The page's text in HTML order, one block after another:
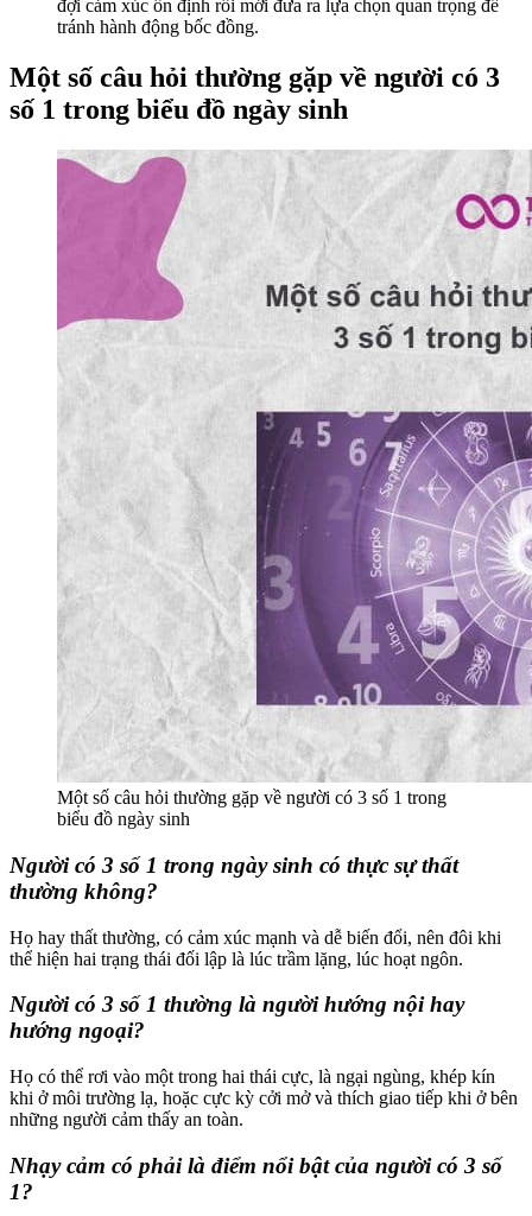
đợi cảm xúc ổn định rồi mới đưa ra lựa chọn quan trọng để
tránh hành động bốc đồng.
Một số câu hỏi thường gặp về người có 3
số 1 trong biểu đồ ngày sinh
Một số câu hỏi thường gặp về người có 3 số 1 trong
biểu đồ ngày sinh
Người có 3 số 1 trong ngày sinh có thực sự thất
thường không?
Họ hay thất thường, có cảm xúc mạnh và dễ biến đổi, nên đôi khi
thể hiện hai trạng thái đối lập là lúc trầm lặng, lúc hoạt ngôn.
Người có 3 số 1 thường là người hướng nội hay
hướng ngoại?
Họ có thể rơi vào một trong hai thái cực, là ngại ngùng, khép kín
khi ở môi trường lạ, hoặc cực kỳ cởi mở và thích giao tiếp khi ở bên
những người cảm thấy an toàn.
Nhạy cảm có phải là điểm nổi bật của người có 3 số
1?